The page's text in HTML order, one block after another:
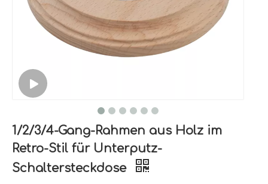
1/2/3/4-Gang-Rahmen aus Holz im
Retro-Stil für Unterputz-
Schaltersteckdose